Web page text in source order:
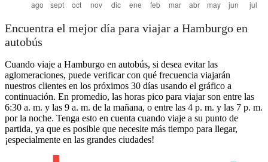
Encuentra el mejor día para viajar a Hamburgo en
autobús
Cuando viaje a Hamburgo en autobús, si desea evitar las
aglomeraciones, puede verificar con qué frecuencia viajarán
nuestros clientes en los próximos 30 días usando el gráfico a
continuación. En promedio, las horas pico para viajar son entre las
6:30 a. m. y las 9 a. m. de la mañana, o entre las 4 p. m. y las 7 p. m.
por la noche. Tenga esto en cuenta cuando viaje a su punto de
partida, ya que es posible que necesite más tiempo para llegar,
¡especialmente en las grandes ciudades!